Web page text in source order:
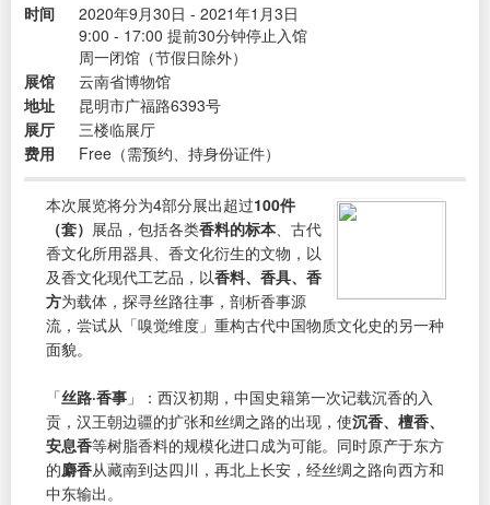
时间
2020年9月30日 - 2021年1月3日
9:00 - 17:00 提前30分钟停止入馆
周一闭馆（节假日除外）
展馆
云南省博物馆
地址
昆明市广福路6393号
展厅
三楼临展厅
费用
Free（需预约、持身份证件）
本次展览将分为4部分展出超过100件
（套） 展品，包括各类香料的标本 、古代
香文化所用器具、香文化衍生的文物，以
及香文化现代工艺品，以香料、香具、香
方为载体，探寻丝路往事，剖析香事源
流，尝试从「嗅觉维度」重构古代中国物质文化史的另一种
面貌。
「丝路·香事 」：西汉初期，中国史籍第一次记载沉香的入
贡，汉王朝边疆的扩张和丝绸之路的出现，使沉香、檀香、
安息香等树脂香料的规模化进口成为可能。同时原产于东方
的麝香从藏南到达四川，再北上长安，经丝绸之路向西方和
中东输出。